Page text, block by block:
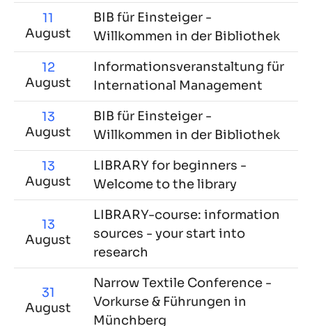
11
August
BIB für Einsteiger -
Willkommen in der Bibliothek
12
August
Informationsveranstaltung für
International Management
13
August
BIB für Einsteiger -
Willkommen in der Bibliothek
13
August
LIBRARY for beginners -
Welcome to the library
13
August
LIBRARY-course: information
sources - your start into
research
31
August
Narrow Textile Conference -
Vorkurse & Führungen in
Münchberg